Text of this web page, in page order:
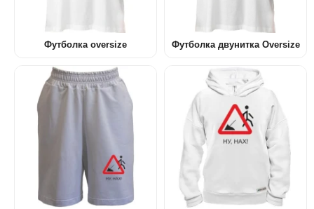
Футболка oversize Футболка двунитка Oversize